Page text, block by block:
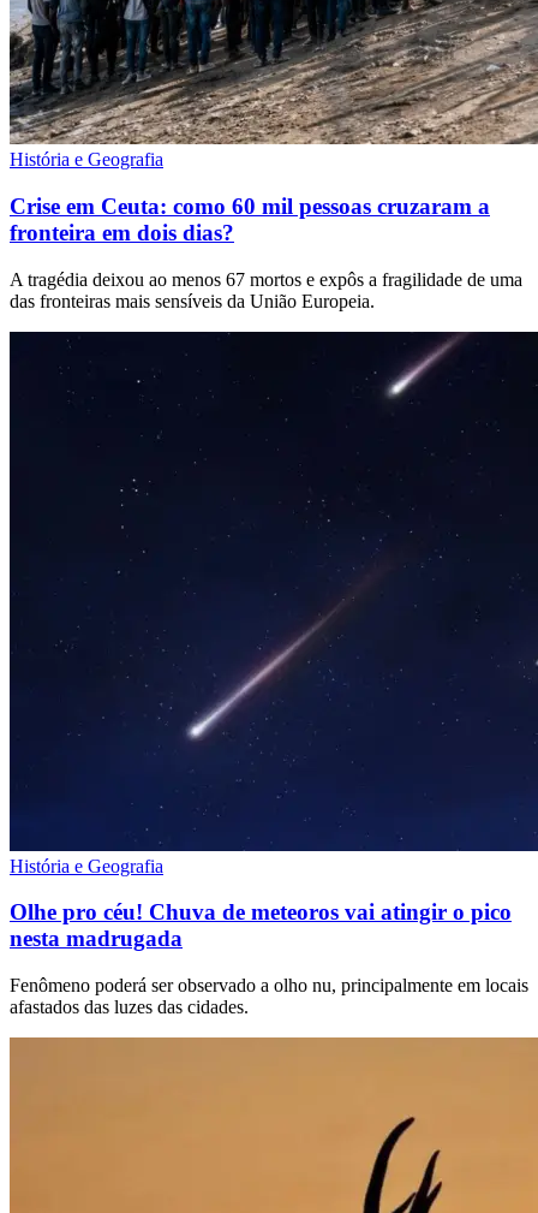
História e Geografia
Crise em Ceuta: como 60 mil pessoas cruzaram a
fronteira em dois dias?
A tragédia deixou ao menos 67 mortos e expôs a fragilidade de uma
das fronteiras mais sensíveis da União Europeia.
História e Geografia
Olhe pro céu! Chuva de meteoros vai atingir o pico
nesta madrugada
Fenômeno poderá ser observado a olho nu, principalmente em locais
afastados das luzes das cidades.